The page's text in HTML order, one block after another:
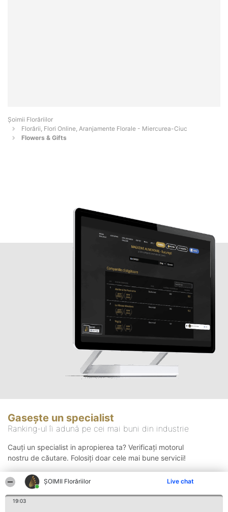
ȘOIMII Florăriilor Live chat
19:03
Șoimii Florăriilor
Florării, Flori Online, Aranjamente Florale - Miercurea-Ciuc
Flowers & Gifts
Gasește un specialist
Ranking-ul îi adună pe cei mai buni din industrie
Cauți un specialist in apropierea ta? Verificați motorul
nostru de căutare. Folosiți doar cele mai bune servicii!